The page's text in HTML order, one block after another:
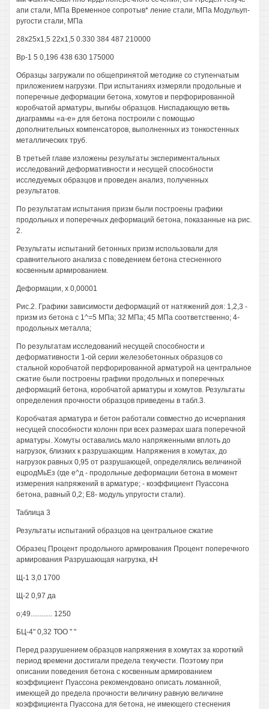
апи стали, МПа Временное сопротыв* ление стали, МПа Модульуп-
ругости стали, МПа
28x25x1,5 22x1,5 0.330 384 487 210000
Вр-1 5 0,196 438 630 175000
Образцы загружали по общепринятой методике со ступенчатым
приложением нагрузки. При испытаниях измеряли продольные и
поперечные деформации бетона, хомутов и перфорированной
коробчатой арматуры, выгибы образцов. Ниспадающую ветвь
диаграммы «а-е» для бетона построили с помощью
дополнительных компенсаторов, выполненных из тонкостенных
металлических труб.
В третьей главе изложены результаты экспериментальных
исследований деформативности и несущей способности
исследуемых образцов и проведен анализ, полученных
результатов.
По результатам испытания призм были построены графики
продольных и поперечных деформаций бетона, показанные на рис.
2.
Результаты испытаний бетонных призм использовали для
сравнительного анализа с поведением бетона стесненного
косвенным армированием.
Деформации, х 0,00001
Рис.2. Графики зависимости деформаций от натяжений доя: 1,2,3 -
призм из бетона с 1^=5 МПа; 32 МПа; 45 МПа соответственно; 4-
продольных металла;
По результатам исследований несущей способности и
деформативности 1-ой серии железобетонных образцов со
стальной коробчатой перфорированной арматурой на центральное
сжатие были построены графики продольных и поперечных
деформаций бетона, коробчатой арматуры и хомутов. Результаты
определения прочности образцов приведены в табл.3.
Коробчатая арматура и бетон работали совместно до исчерпания
несущей способности колонн при всех размерах шага поперечной
арматуры. Хомуты оставались мало напряженными вплоть до
нагрузок, близких к разрушающим. Напряжения в хомутах, до
нагрузок равных 0,95 от разрушающей, определялись величиной
ецродМьЕз (где е^д - продольные деформации бетона в момент
измерения напряжений в арматуре; - коэффициент Пуассона
бетона, равный 0,2; Е8- модуль упругости стали).
Таблица 3
Результаты испытаний образцов на центральное сжатие
Образец Процент продольного армирования Процент поперечного
армирования Разрушающая нагрузка, кН
Щ-1 3,0 1700
Щ-2 0,97 да
о;49............ 1250
БЦ-4" 0,32 ТОО " "
Перед разрушением образцов напряжения в хомутах за короткий
период времени достигали предела текучести. Поэтому при
описании поведения бетона с косвенным армированием
коэффициент Пуассона рекомендовано описать ломанной,
имеющей до предела прочности величину равную величине
коэффициента Пуассона для бетона, не имеющего стеснения